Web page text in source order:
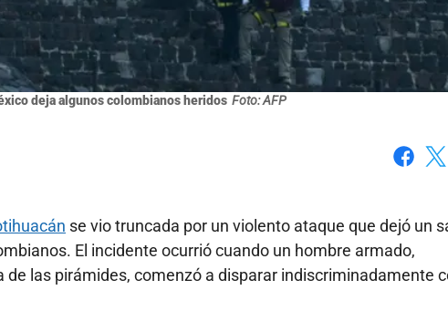
deja algunos colombianos heridos Foto: AFP
se vio truncada por un violento ataque que dejó un
El incidente ocurrió cuando un hombre armado,
las pirámides, comenzó a disparar indiscriminadamente